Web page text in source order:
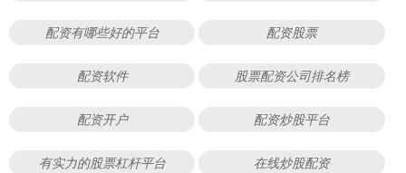
配资有哪些好的平台 配资股票
配资软件 股票配资公司排名榜
配资开户 配资炒股平台
有实力的股票杠杆平台 在线炒股配资